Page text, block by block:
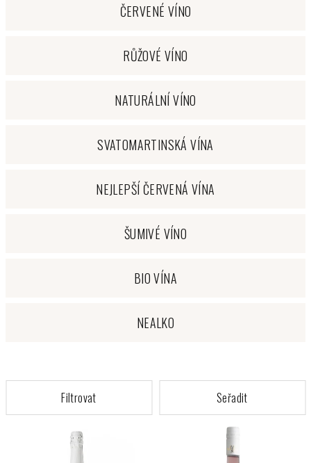
ČERVENÉ VÍNO
RŮŽOVÉ VÍNO
NATURÁLNÍ VÍNO
SVATOMARTINSKÁ VÍNA
NEJLEPŠÍ ČERVENÁ VÍNA
ŠUMIVÉ VÍNO
BIO VÍNA
NEALKO